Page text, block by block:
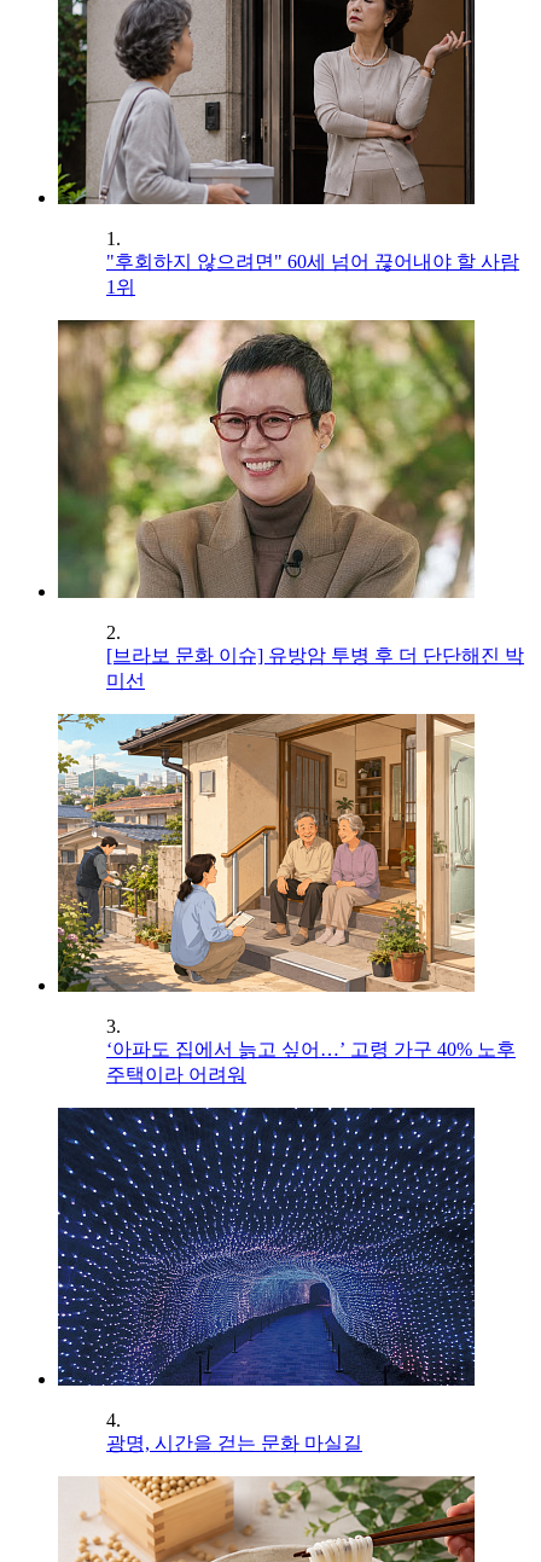
1.
"후회하지 않으려면" 60세 넘어 끊어내야 할 사람
1위
2.
[브라보 문화 이슈] 유방암 투병 후 더 단단해진 박
미선
3.
‘아파도 집에서 늙고 싶어…’ 고령 가구 40% 노후
주택이라 어려워
4.
광명, 시간을 걷는 문화 마실길